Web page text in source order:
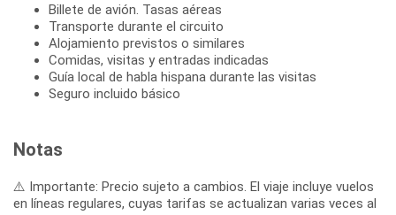
Billete de avión. Tasas aéreas
Transporte durante el circuito
Alojamiento previstos o similares
Comidas, visitas y entradas indicadas
Guía local de habla hispana durante las visitas
Seguro incluido básico
Notas
⚠️ Importante: Precio sujeto a cambios. El viaje incluye vuelos
en líneas regulares, cuyas tarifas se actualizan varias veces al